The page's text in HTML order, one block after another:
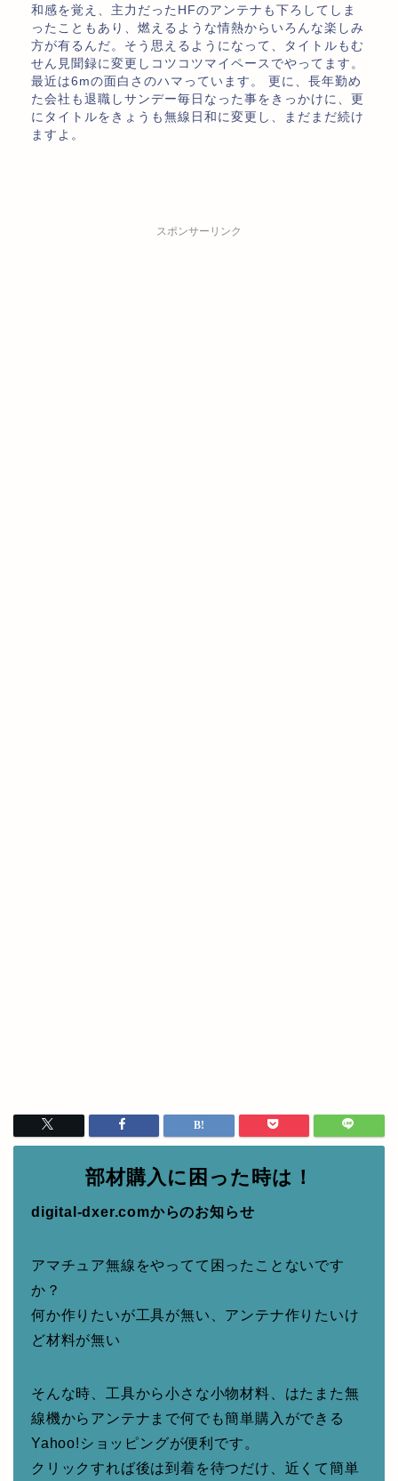
和感を覚え、主力だったHFのアンテナも下ろしてしま
ったこともあり、燃えるような情熱からいろんな楽しみ
方が有るんだ。そう思えるようになって、タイトルもむ
せん見聞録に変更しコツコツマイペースでやってます。
最近は6mの面白さのハマっています。 更に、長年勤め
た会社も退職しサンデー毎日なった事をきっかけに、更
にタイトルをきょうも無線日和に変更し、まだまだ続け
ますよ。
スポンサーリンク
部材購入に困った時は！
digital-dxer.comからのお知らせ
アマチュア無線をやってて困ったことないです
か？
何か作りたいが工具が無い、アンテナ作りたいけ
ど材料が無い
そんな時、工具から小さな小物材料、はたまた無
線機からアンテナまで何でも簡単購入ができる
Yahoo!ショッピングが便利です。
クリックすれば後は到着を待つだけ、近くて簡単